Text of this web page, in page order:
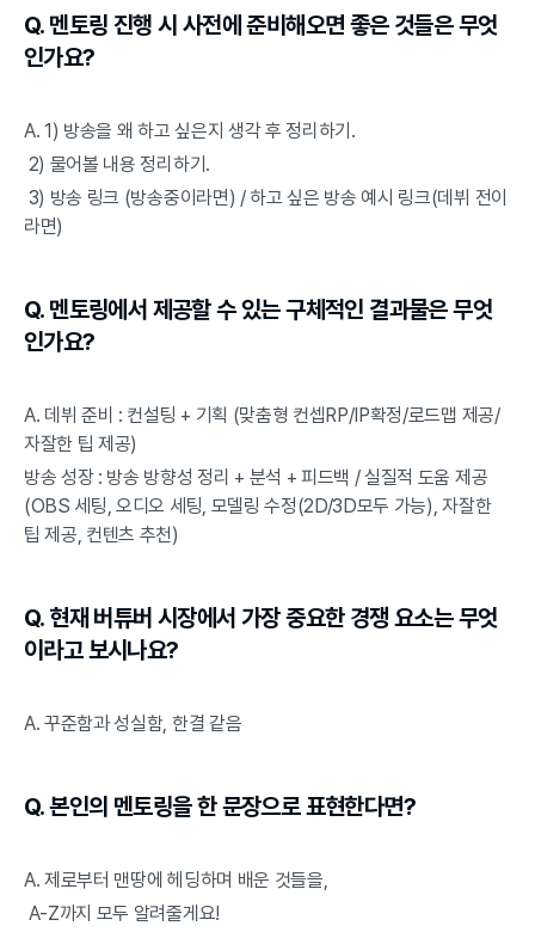
Q. 멘토링 진행 시 사전에 준비해오면 좋은 것들은 무엇
인가요?
A. 1) 방송을 왜 하고 싶은지 생각 후 정리하기.
2) 물어볼 내용 정리하기.
라면)
Q. 멘토링에서 제공할 수 있는 구체적인 결과물은 무엇
인가요?
A. 데뷔 준비 : 컨설팅 + 기획 (맞춤형 컨셉RP/IP확정/로드맵 제공/
자잘한 팁 제공)
방송 성장 : 방송 방향성 정리 + 분석 + 피드백 / 실질적 도움 제공
(OBS 세팅, 오디오 세팅, 모델링 수정(2D/3D모두 가능), 자잘한
팁 제공, 컨텐츠 추천)
Q. 현재 버튜버 시장에서 가장 중요한 경쟁 요소는 무엇
이라고 보시나요?
A. 꾸준함과 성실함, 한결 같음
Q. 본인의 멘토링을 한 문장으로 표현한다면?
A. 제로부터 맨땅에 헤딩하며 배운 것들을,
A-Z까지 모두 알려줄게요!